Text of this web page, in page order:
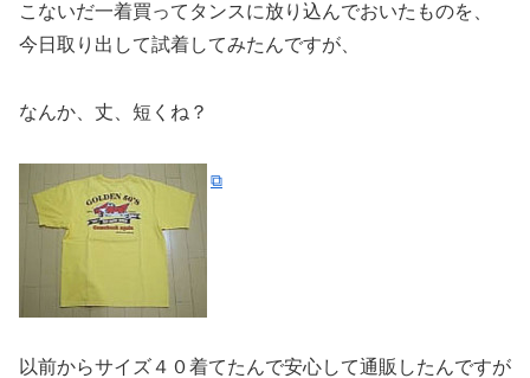
こないだ一着買ってタンスに放り込んでおいたものを、
今日取り出して試着してみたんですが、
なんか、丈、短くね？
以前からサイズ４０着てたんで安心して通販したんですが